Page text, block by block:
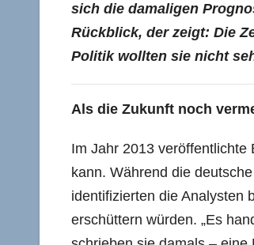
sich die damaligen
Rückblick, der zeigt: Die
Politik wollten sie nicht
Als die Zukunft noch
Im Jahr 2013 veröffentlichte
kann. Während die
identifizierten die Analysten
erschüttern würden. „Es